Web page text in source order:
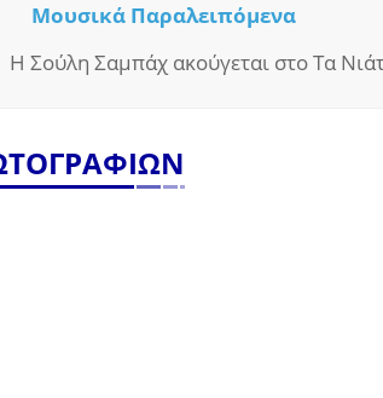
Μουσικά Παραλειπόμενα
Η Σούλη Σαμπάχ ακούγεται στο Τα